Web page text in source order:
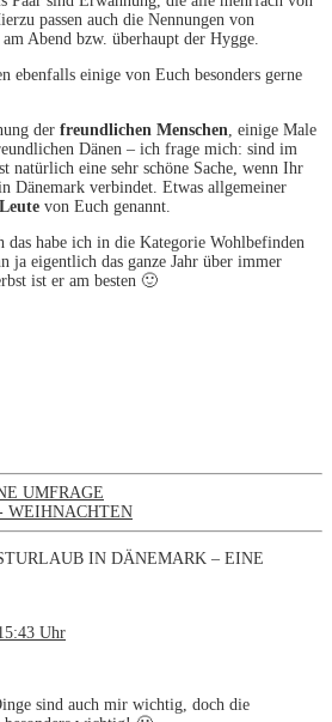
passen auch die Nennungen von
am Abend bzw. überhaupt der Hygge.
ebenfalls einige von Euch besonders gerne
der freundlichen Menschen , einige Male
Dänen – ich frage mich: sind im
natürlich eine sehr schöne Sache, wenn Ihr
Dänemark verbindet. Etwas allgemeiner
von Euch genannt.
habe ich in die Kategorie Wohlbefinden
ja eigentlich das ganze Jahr über immer
ist er am besten 🙂
UMFRAGE
WEIHNACHTEN
IN DÄNEMARK – EINE
Uhr
sind auch mir wichtig, doch die